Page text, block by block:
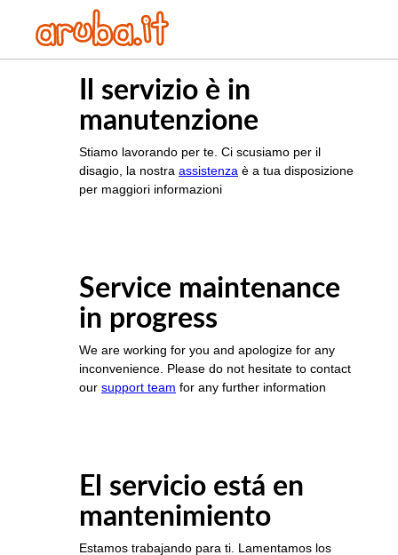
Il servizio è in
manutenzione
Stiamo lavorando per te. Ci scusiamo per il
disagio, la nostra assistenza è a tua disposizione
per maggiori informazioni
Service maintenance
in progress
We are working for you and apologize for any
inconvenience. Please do not hesitate to contact
our support team for any further information
El servicio está en
mantenimiento
Estamos trabajando para ti. Lamentamos los